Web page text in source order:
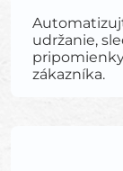
udržanie,
zákazníka.